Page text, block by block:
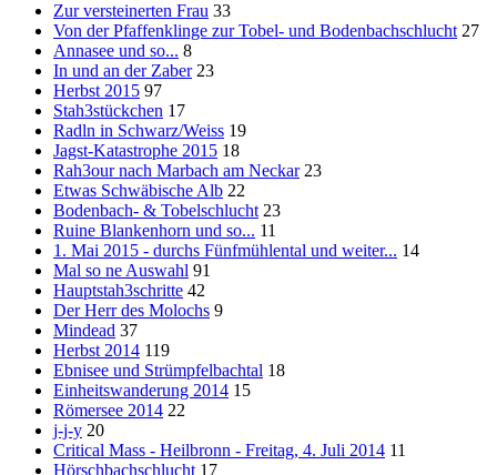
Zur versteinerten Frau 33
Von der Pfaffenklinge zur Tobel- und Bodenbachschlucht 27
Annasee und so... 8
In und an der Zaber 23
Herbst 2015 97
Stah3stückchen 17
Radln in Schwarz/Weiss 19
Jagst-Katastrophe 2015 18
Rah3our nach Marbach am Neckar 23
Etwas Schwäbische Alb 22
Bodenbach- & Tobelschlucht 23
Ruine Blankenhorn und so... 11
1. Mai 2015 - durchs Fünfmühlental und weiter... 14
Mal so ne Auswahl 91
Hauptstah3schritte 42
Der Herr des Molochs 9
Mindead 37
Herbst 2014 119
Ebnisee und Strümpfelbachtal 18
Einheitswanderung 2014 15
Römersee 2014 22
j-j-y 20
Critical Mass - Heilbronn - Freitag, 4. Juli 2014 11
Hörschbachschlucht 17